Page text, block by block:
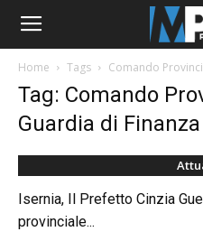
Home Tags Comando
Tag: Comando
Guardia di Finanza
Isernia, Il Prefetto Cinzia
provinciale...